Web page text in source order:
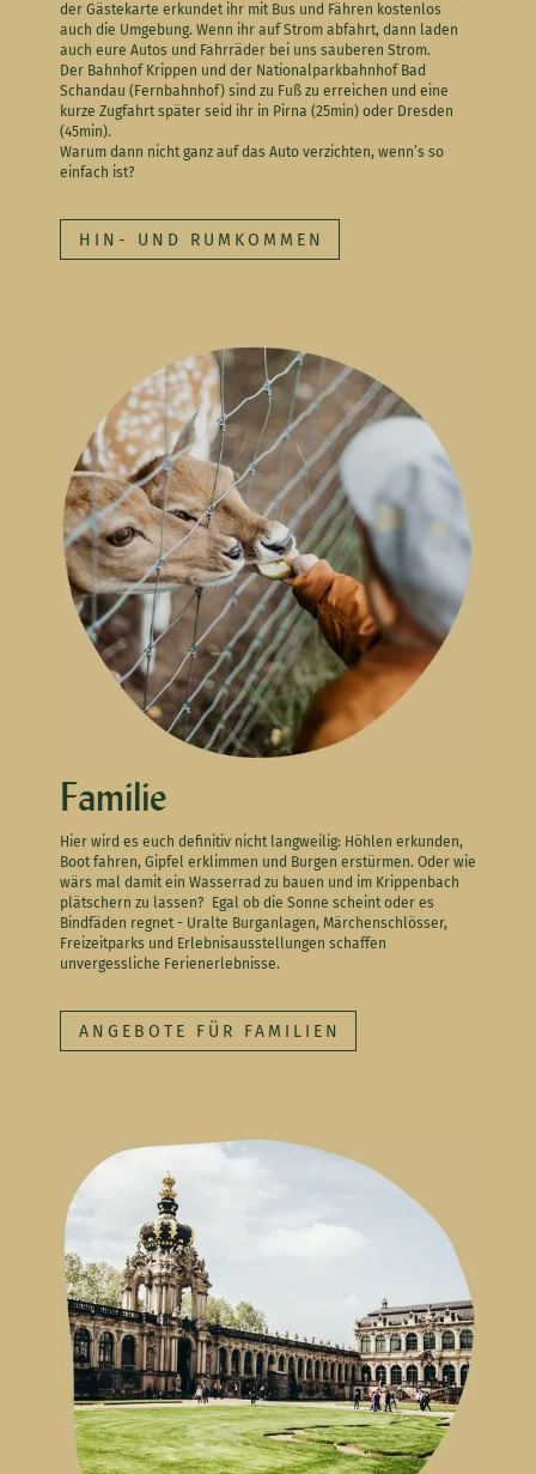
der Gästekarte erkundet ihr mit Bus und Fähren kostenlos
auch die Umgebung. Wenn ihr auf Strom abfahrt, dann laden
auch eure Autos und Fahrräder bei uns sauberen Strom.
Der Bahnhof Krippen und der Nationalparkbahnhof Bad
Schandau (Fernbahnhof) sind zu Fuß zu erreichen und eine
kurze Zugfahrt später seid ihr in Pirna (25min) oder Dresden
(45min).
Warum dann nicht ganz auf das Auto verzichten, wenn’s so
einfach ist?
HIN- UND RUMKOMMEN
Familie
Hier wird es euch definitiv nicht langweilig: Höhlen erkunden,
Boot fahren, Gipfel erklimmen und Burgen erstürmen. Oder wie
wärs mal damit ein Wasserrad zu bauen und im Krippenbach
plätschern zu lassen? Egal ob die Sonne scheint oder es
Bindfäden regnet - Uralte Burganlagen, Märchenschlösser,
Freizeitparks und Erlebnisausstellungen schaffen
unvergessliche Ferienerlebnisse.
ANGEBOTE FÜR FAMILIEN